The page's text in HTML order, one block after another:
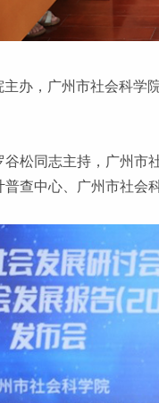
办，广州市社会科学
松同志主持，广州
查中心、广州市社会